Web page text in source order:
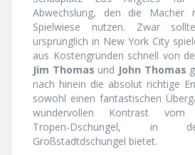
Abwechslung, den die Macher
Spielwiese nutzen. Zwar
ursprünglich in New York City
aus Kostengründen schnell von
Jim Thomas und John Thomas
nach hinein die absolut richtige
sowohl einen fantastischen
wundervollen Kontrast vom
Tropen-Dschungel, in
Großstadtdschungel bietet.